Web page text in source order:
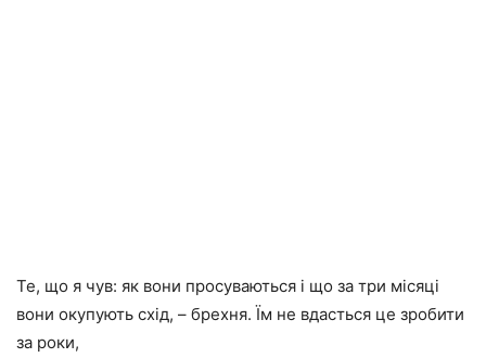
Те, що я чув: як вони просуваються і що за три місяці
вони окупують схід, – брехня. Їм не вдасться це зробити
за роки,